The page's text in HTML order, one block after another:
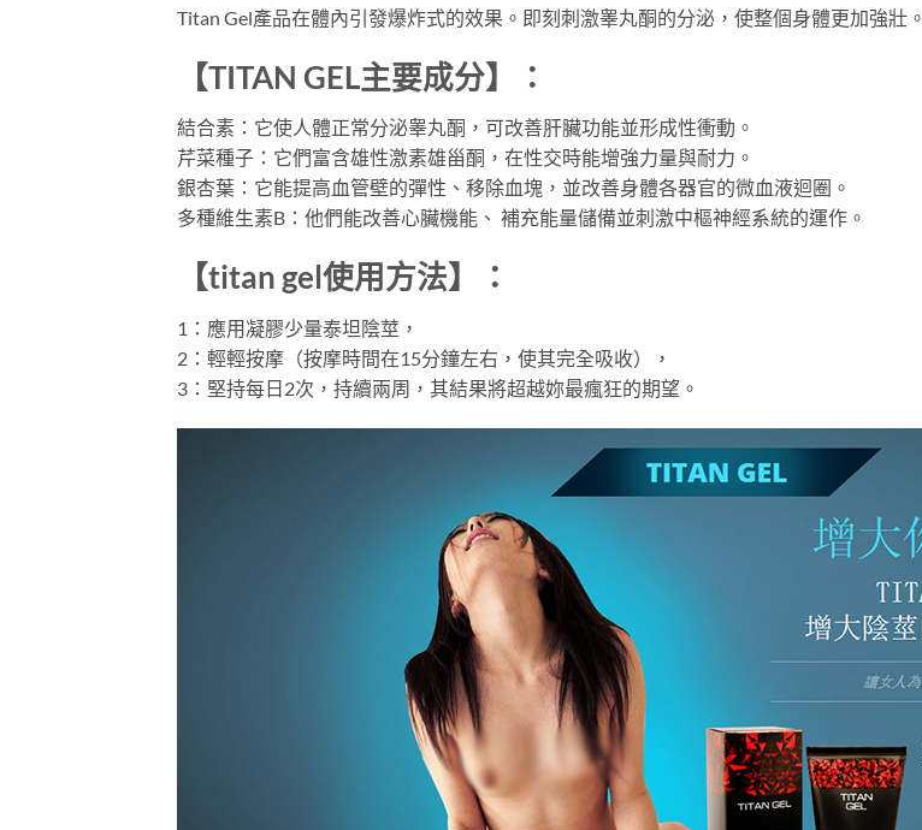
Titan Gel產品在體內引發爆炸式的效果。即刻刺激睾丸酮的分泌，使整個身體更加強壯。
【TITAN GEL主要成分】 ：
結合素：它使人體正常分泌睾丸酮，可改善肝臟功能並形成性衝動。
芹菜種子：它們富含雄性激素雄甾酮，在性交時能增強力量與耐力。
銀杏葉：它能提高血管壁的彈性、移除血塊，並改善身體各器官的微血液迴圈。
多種維生素B：他們能改善心臟機能、 補充能量儲備並刺激中樞神經系統的運作。
【titan gel使用方法】 ：
1：應用凝膠少量泰坦陰莖，
2：輕輕按摩（按摩時間在15分鐘左右，使其完全吸收），
3：堅持每日2次，持續兩周，其結果將超越妳最瘋狂的期望。